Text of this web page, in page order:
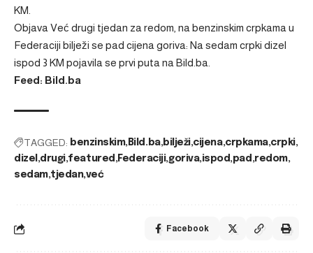
KM.
Objava Već drugi tjedan za redom, na benzinskim crpkama u
Federaciji bilježi se pad cijena goriva: Na sedam crpki dizel
ispod 3 KM pojavila se prvi puta na Bild.ba
Feed: Bild.ba
TAGGED: benzinskim Bild.ba bilježi cijena crpkama crpki
dizel drugi featured Federaciji goriva ispod pad redom
sedam tjedan već
Facebook